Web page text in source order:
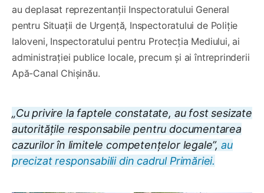
au deplasat reprezentanții Inspectoratului General
pentru Situații de Urgență, Inspectoratului de Poliție
Ialoveni, Inspectoratului pentru Protecția Mediului, ai
administrației publice locale, precum și ai întreprinderii
Apă-Canal Chișinău.
„Cu privire la faptele constatate, au fost sesizate
autoritățile responsabile pentru documentarea
cazurilor în limitele competențelor legale”, au
precizat responsabilii din cadrul Primăriei.